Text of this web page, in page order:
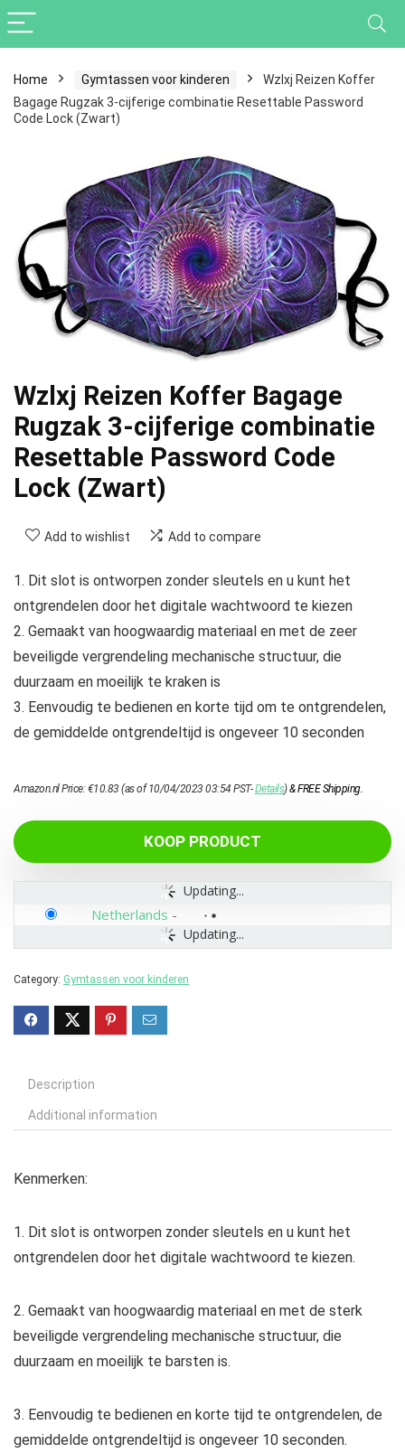
Home Gymtassen voor kinderen
Wzlxj Reizen Koffer
Bagage Rugzak 3-cijferige combinatie Resettable Password
Code Lock (Zwart)
Wzlxj Reizen Koffer Bagage
Rugzak 3-cijferige combinatie
Resettable Password Code
Lock (Zwart)
Add to wishlist Add to compare
1. Dit slot is ontworpen zonder sleutels en u kunt het
ontgrendelen door het digitale wachtwoord te kiezen
2. Gemaakt van hoogwaardig materiaal en met de zeer
beveiligde vergrendeling mechanische structuur, die
duurzaam en moeilijk te kraken is
3. Eenvoudig te bedienen en korte tijd om te ontgrendelen,
de gemiddelde ontgrendeltijd is ongeveer 10 seconden
Amazon.nl Price:€10.83 (as of 10/04/2023 03:54 PST-Details)&FREE Shipping.
KOOP PRODUCT
Updating...
Updating...
Netherlands -
Category: Gymtassen voor kinderen
Description
Additional information
Kenmerken:
1. Dit slot is ontworpen zonder sleutels en u kunt het
ontgrendelen door het digitale wachtwoord te kiezen.
2. Gemaakt van hoogwaardig materiaal en met de sterk
beveiligde vergrendeling mechanische structuur, die
duurzaam en moeilijk te barsten is.
3. Eenvoudig te bedienen en korte tijd te ontgrendelen, de
gemiddelde ontgrendeltijd is ongeveer 10 seconden.